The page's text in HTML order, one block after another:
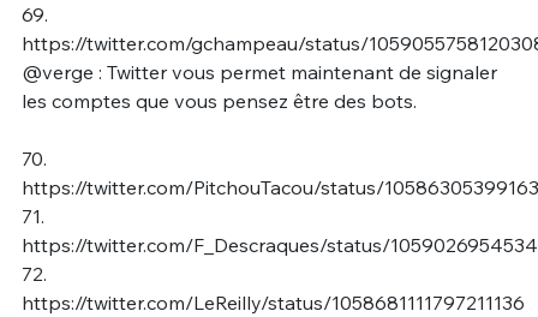
69.
https://twitter.com/gchampeau/status/
@verge : Twitter vous permet maintenant de signaler
les comptes que vous pensez être des bots.
70.
https://twitter.com/PitchouTacou/status/
71.
https://twitter.com/F_Descraques/status/
72.
https://twitter.com/LeReilly/status/1058681111797211136